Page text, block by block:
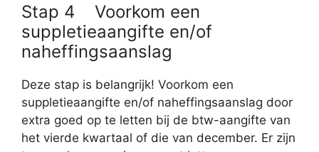
Stap 4 Voorkom een
suppletieaangifte en/of
naheffingsaanslag
Deze stap is belangrijk! Voorkom een
suppletieaangifte en/of naheffingsaanslag door
extra goed op te letten bij de btw-aangifte van
het vierde kwartaal of die van december. Er zijn